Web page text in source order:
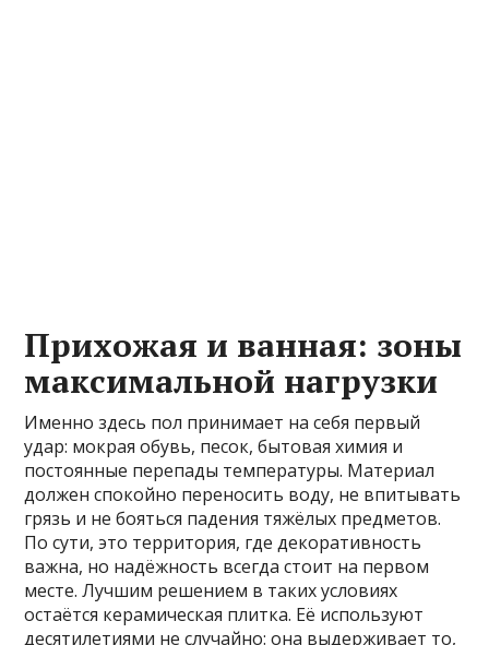
Прихожая и ванная: зоны
максимальной нагрузки
Именно здесь пол принимает на себя первый
удар: мокрая обувь, песок, бытовая химия и
постоянные перепады температуры. Материал
должен спокойно переносить воду, не впитывать
грязь и не бояться падения тяжёлых предметов.
По сути, это территория, где декоративность
важна, но надёжность всегда стоит на первом
месте. Лучшим решением в таких условиях
остаётся керамическая плитка. Её используют
десятилетиями не случайно: она выдерживает то,